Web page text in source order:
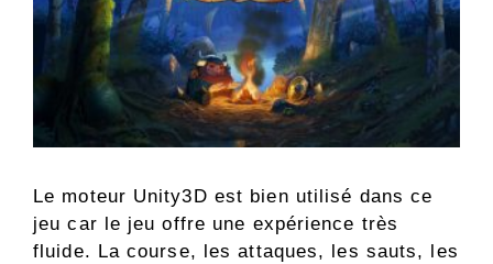
Le moteur Unity3D est bien utilisé dans ce
jeu car le jeu offre une expérience très
fluide. La course, les attaques, les sauts, les